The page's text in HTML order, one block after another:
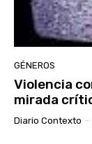
GÉNEROS
Violencia
mirada
Diario Contexto -